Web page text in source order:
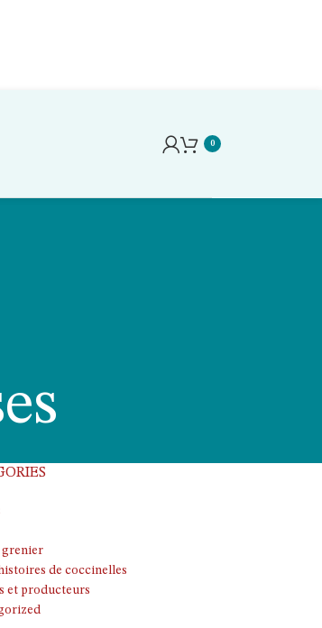
0
grenier
de coccinelles
et producteurs